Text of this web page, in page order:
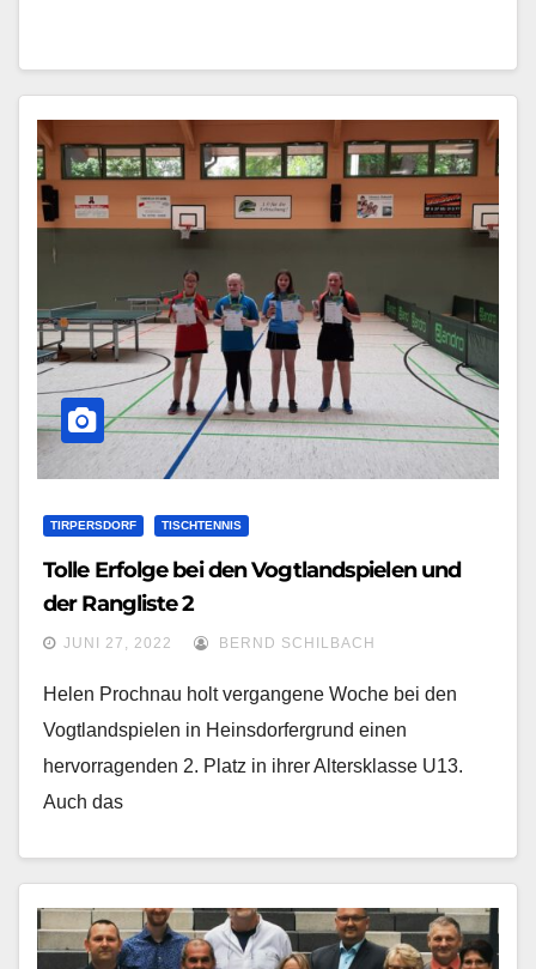
TIRPERSDORF TISCHTENNIS
Tolle Erfolge bei den Vogtlandspielen und
der Rangliste 2
JUNI 27, 2022 BERND SCHILBACH
Helen Prochnau holt vergangene Woche bei den
Vogtlandspielen in Heinsdorfergrund einen
hervorragenden 2. Platz in ihrer Altersklasse U13.
Auch das